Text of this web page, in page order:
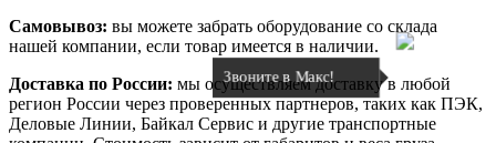
Самовывоз: вы можете забрать оборудование со склада
нашей компании, если товар имеется в наличии.
Доставка по России: мы осуществляем доставку в любой
регион России через проверенных партнеров, таких как ПЭК,
Деловые Линии, Байкал Сервис и другие транспортные
Звоните в Макс!